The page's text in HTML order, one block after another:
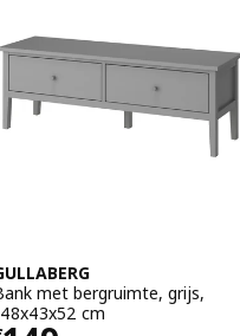
met bergruimte, grijs,
cm